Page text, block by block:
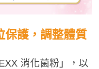
保護，調整體質
消化菌粉」，以